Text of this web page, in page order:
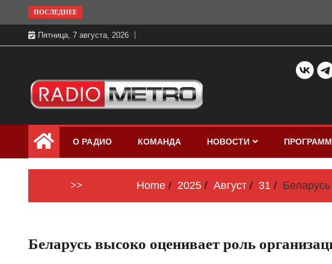
to
content
ПОСЛЕДНЕЕ
Пятница, 7 августа, 2026
Радио МЕТРО
бесплатно в хорошем качестве Санкт-
Петербург и Россия
О РАДИО КОМАНДА НОВОСТИ
>> Home 2025 Август 31
Беларусь высоко оценивает роль